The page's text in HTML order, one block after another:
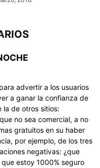
advertir a los usuarios
a ganar la confianza de
de otros sitios:
no sea comercial, a no
gratuitos en su haber
por ejemplo, de los tres
negativas: ¿que
estoy 1000% seguro